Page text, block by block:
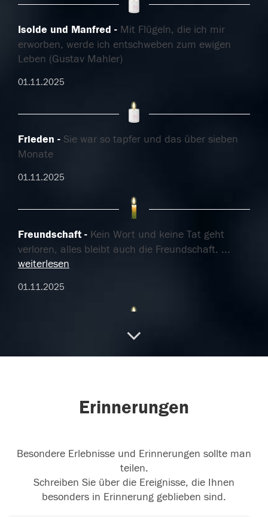
Isolde und Manfred
Mit Flügeln, die ich mir
erworben, werde ich entschweben zum ewigen
Leben (Gustav Mahler)
01.11.2025
Frieden
Sie war so tapfer und das über sieben
Monate
01.11.2025
Freundschaft
Kein Wort und keine Tat geht
verloren, alles bleibt auch die Freundschaft. ...
weiterlesen
01.11.2025
anstehende Zeit wünsche ich Dir von Herzen ganz
Erinnerungen
Besondere Erlebnisse und Erinnerungen sollte man
teilen.
Schreiben Sie über die Ereignisse, die Ihnen
besonders in Erinnerung geblieben sind.